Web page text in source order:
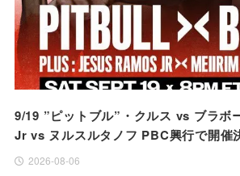
9/19 ”ピットブル”・クルス vs ブラボ
Jr vs ヌルスルタノフ PBC興行で開催
2026-08-06